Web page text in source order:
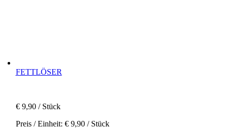
FETTLÖSER
€9,90/ Stück
Preis / Einheit: €9,90/ Stück